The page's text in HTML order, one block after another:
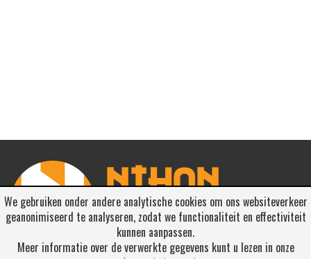
We gebruiken onder andere analytische cookies om ons websiteverkeer
geanonimiseerd te analyseren, zodat we functionaliteit en effectiviteit
kunnen aanpassen.
Meer informatie over de verwerkte gegevens kunt u lezen in onze